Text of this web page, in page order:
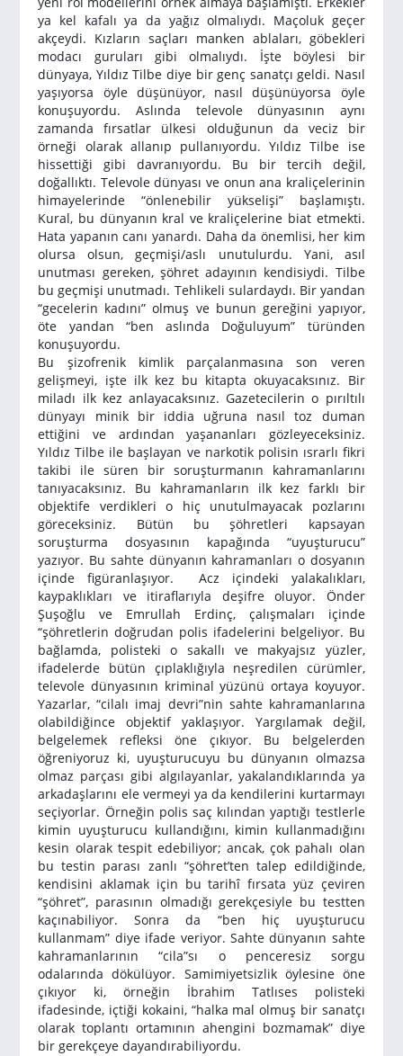
ya kel kafalı ya da yağız olmalıydı. Maçoluk geçer
akçeydi. Kızların saçları manken ablaları, göbekleri
modacı guruları gibi olmalıydı. İşte böylesi bir
dünyaya, Yıldız Tilbe diye bir genç sanatçı geldi. Nasıl
yaşıyorsa öyle düşünüyor, nasıl düşünüyorsa öyle
konuşuyordu. Aslında televole dünyasının aynı
zamanda fırsatlar ülkesi olduğunun da veciz bir
örneği olarak allanıp pullanıyordu. Yıldız Tilbe ise
hissettiği gibi davranıyordu. Bu bir tercih değil,
doğallıktı. Televole dünyası ve onun ana kraliçelerinin
himayelerinde “önlenebilir yükselişi” başlamıştı.
Kural, bu dünyanın kral ve kraliçelerine biat etmekti.
Hata yapanın canı yanardı. Daha da önemlisi, her kim
olursa olsun, geçmişi/aslı unutulurdu. Yani, asıl
unutması gereken, şöhret adayının kendisiydi. Tilbe
bu geçmişi unutmadı. Tehlikeli sulardaydı. Bir yandan
“gecelerin kadını” olmuş ve bunun gereğini yapıyor,
öte yandan “ben aslında Doğuluyum” türünden
konuşuyordu.
Bu şizofrenik kimlik parçalanmasına son veren
gelişmeyi, işte ilk kez bu kitapta okuyacaksınız. Bir
miladı ilk kez anlayacaksınız. Gazetecilerin o pırıltılı
dünyayı minik bir iddia uğruna nasıl toz duman
ettiğini ve ardından yaşananları gözleyeceksiniz.
Yıldız Tilbe ile başlayan ve narkotik polisin ısrarlı fikri
takibi ile süren bir soruşturmanın kahramanlarını
tanıyacaksınız. Bu kahramanların ilk kez farklı bir
objektife verdikleri o hiç unutulmayacak pozlarını
göreceksiniz. Bütün bu şöhretleri kapsayan
soruşturma dosyasının kapağında “uyuşturucu”
yazıyor. Bu sahte dünyanın kahramanları o dosyanın
içinde figüranlaşıyor. Acz içindeki yalakalıkları,
kaypaklıkları ve itiraflarıyla deşifre oluyor. Önder
Şuşoğlu ve Emrullah Erdinç, çalışmaları içinde
“şöhretlerin doğrudan polis ifadelerini belgeliyor. Bu
bağlamda, polisteki o sakallı ve makyajsız yüzler,
ifadelerde bütün çıplaklığıyla neşredilen cürümler,
televole dünyasının kriminal yüzünü ortaya koyuyor.
Yazarlar, “cilalı imaj devri”nin sahte kahramanlarına
olabildiğince objektif yaklaşıyor. Yargılamak değil,
belgelemek refleksi öne çıkıyor. Bu belgelerden
öğreniyoruz ki, uyuşturucuyu bu dünyanın olmazsa
olmaz parçası gibi algılayanlar, yakalandıklarında ya
arkadaşlarını ele vermeyi ya da kendilerini kurtarmayı
seçiyorlar. Örneğin polis saç kılından yaptığı testlerle
kimin uyuşturucu kullandığını, kimin kullanmadığını
kesin olarak tespit edebiliyor; ancak, çok pahalı olan
bu testin parası zanlı “şöhret’ten talep edildiğinde,
kendisini aklamak için bu tarihî fırsata yüz çeviren
“şöhret”, parasının olmadığı gerekçesiyle bu testten
kaçınabiliyor. Sonra da “ben hiç uyuşturucu
kullanmam” diye ifade veriyor. Sahte dünyanın sahte
kahramanlarının “cila”sı o penceresiz sorgu
odalarında dökülüyor. Samimiyetsizlik öylesine öne
çıkıyor ki, örneğin İbrahim Tatlıses polisteki
ifadesinde, içtiği kokaini, “halka mal olmuş bir sanatçı
olarak toplantı ortamının ahengini bozmamak” diye
bir gerekçeye dayandırabiliyordu.